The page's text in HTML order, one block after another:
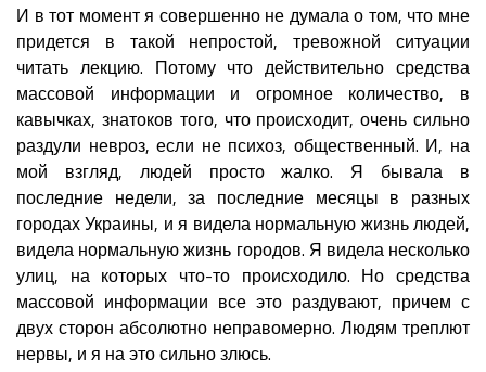
И в тот момент я совершенно не думала о том, что мне
придется в такой непростой, тревожной ситуации
читать лекцию. Потому что действительно средства
массовой информации и огромное количество, в
кавычках, знатоков того, что происходит, очень сильно
раздули невроз, если не психоз, общественный. И, на
мой взгляд, людей просто жалко. Я бывала в
последние недели, за последние месяцы в разных
городах Украины, и я видела нормальную жизнь людей,
видела нормальную жизнь городов. Я видела несколько
улиц, на которых что-то происходило. Но средства
массовой информации все это раздувают, причем с
двух сторон абсолютно неправомерно. Людям треплют
нервы, и я на это сильно злюсь.